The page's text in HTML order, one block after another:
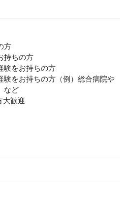
方
持ちの方
験をお持ちの方
をお持ちの方（例）総合病院や
など
歓迎